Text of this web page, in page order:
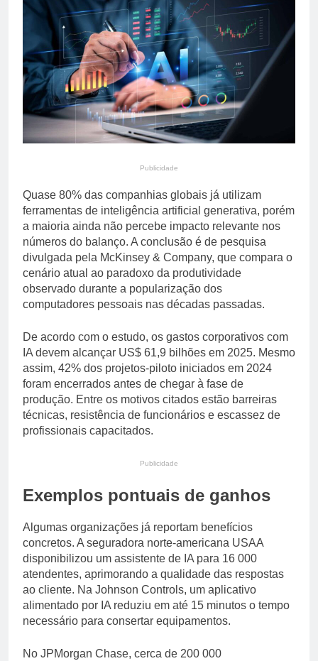
primária em relatório do
Departamento de Estado
5 Dias Ago
Streaming em julho: os
10 filmes mais
comentados do mês
5 Dias Ago
Publicidade
Quase 80% das companhias globais já utilizam
ferramentas de inteligência artificial generativa, porém
a maioria ainda não percebe impacto relevante nos
números do balanço. A conclusão é de pesquisa
divulgada pela McKinsey & Company, que compara o
cenário atual ao paradoxo da produtividade
observado durante a popularização dos
computadores pessoais nas décadas passadas.
De acordo com o estudo, os gastos corporativos com
IA devem alcançar US$ 61,9 bilhões em 2025. Mesmo
assim, 42% dos projetos-piloto iniciados em 2024
foram encerrados antes de chegar à fase de
produção. Entre os motivos citados estão barreiras
técnicas, resistência de funcionários e escassez de
profissionais capacitados.
Publicidade
Exemplos pontuais de ganhos
Algumas organizações já reportam benefícios
concretos. A seguradora norte-americana USAA
disponibilizou um assistente de IA para 16 000
atendentes, aprimorando a qualidade das respostas
ao cliente. Na Johnson Controls, um aplicativo
alimentado por IA reduziu em até 15 minutos o tempo
necessário para consertar equipamentos.
No JPMorgan Chase, cerca de 200 000